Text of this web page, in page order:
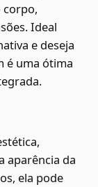
corpo,
Ideal
e deseja
é uma ótima
aparência da
ela pode